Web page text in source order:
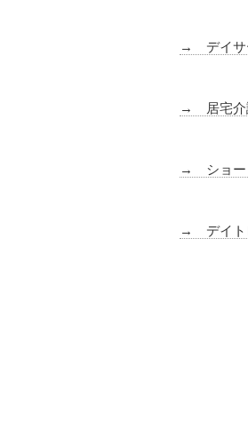
→ デイサ
→ 居宅介
→ ショー
→ デイト